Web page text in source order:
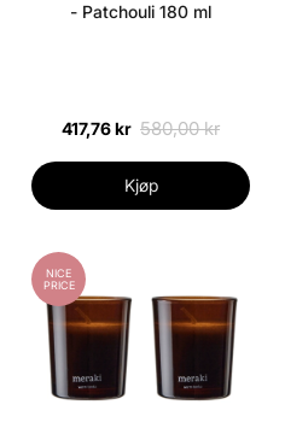
- Patchouli 180 ml
417,76 kr 580,00 kr
Kjøp
NICE
PRICE